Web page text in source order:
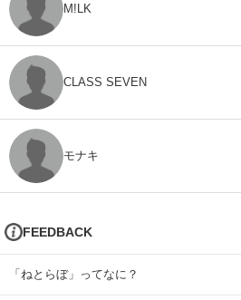
M!LK
CLASS SEVEN
モナキ
FEEDBACK
「ねとらぼ」ってなに？